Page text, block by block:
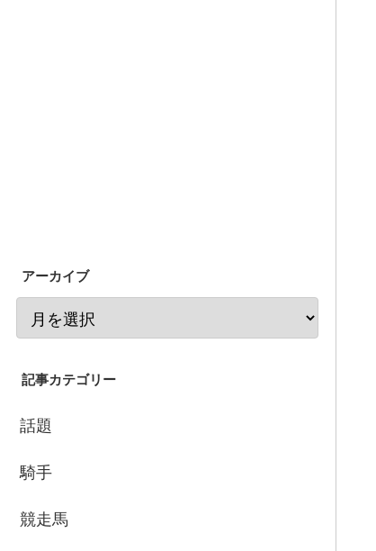
アーカイブ
記事カテゴリー
話題
騎手
競走馬